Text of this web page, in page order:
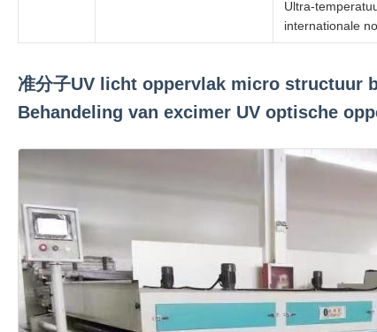
Ultra-
internationale
准分子UV licht oppervlak micro structuur
Behandeling van excimer UV optische